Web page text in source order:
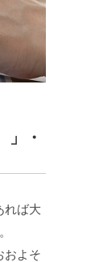
」・
れば大
およそ